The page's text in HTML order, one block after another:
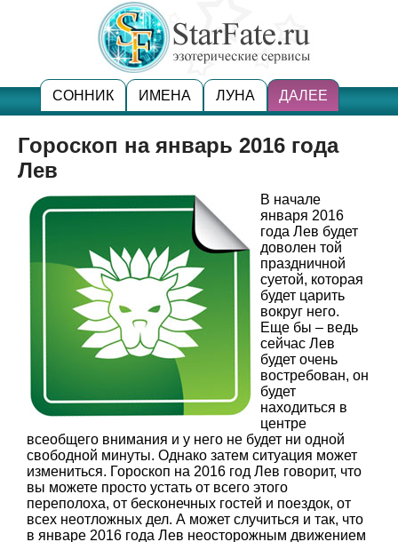
СОННИК ИМЕНА ЛУНА ДАЛЕЕ
Гороскоп на январь 2016 года
Лев
В начале
января 2016
года Лев будет
доволен той
праздничной
суетой, которая
будет царить
вокруг него.
Еще бы – ведь
сейчас Лев
будет очень
востребован, он
будет
находиться в
центре
всеобщего внимания и у него не будет ни одной
свободной минуты. Однако затем ситуация может
измениться. Гороскоп на 2016 год Лев говорит, что
вы можете просто устать от всего этого
переполоха, от бесконечных гостей и поездок, от
всех неотложных дел. А может случиться и так, что
в январе 2016 года Лев неосторожным движением